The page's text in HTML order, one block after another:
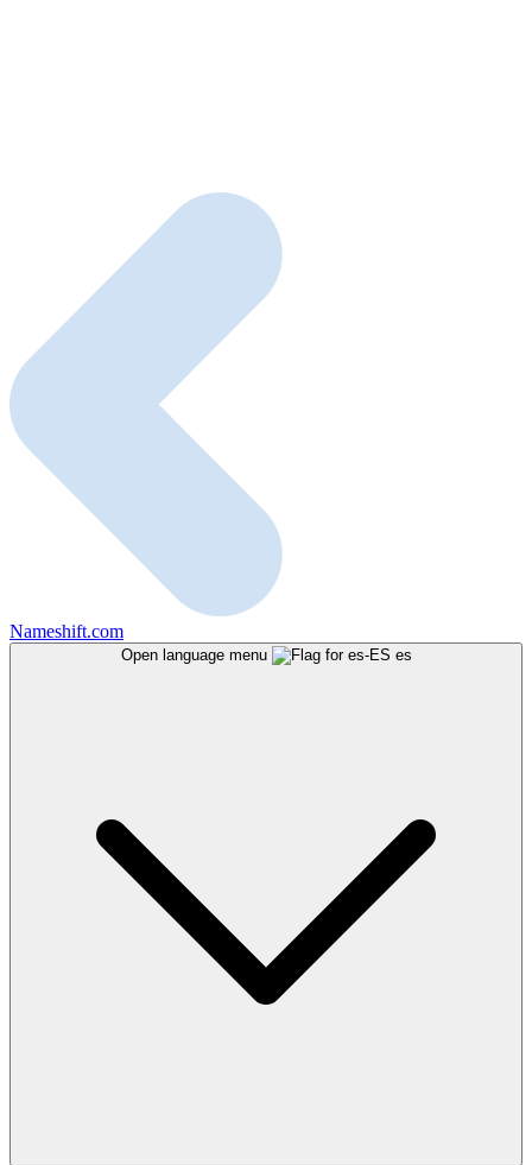
Nameshift.com
Open language menu es